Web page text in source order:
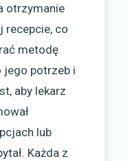
otrzymanie
co
metodę
jego potrzeb i
aby lekarz
lub
Każda z